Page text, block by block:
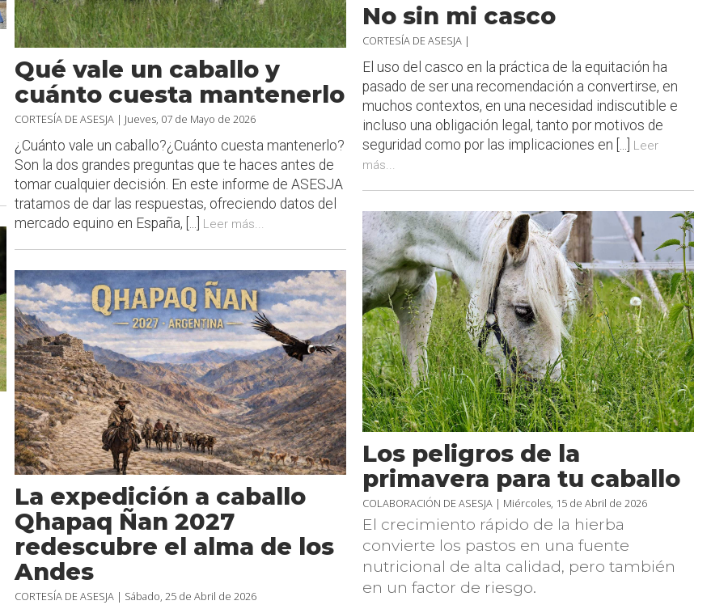
Qué vale un caballo y
cuánto cuesta mantenerlo
CORTESÍA DE ASESJA | Jueves, 07 de Mayo de 2026
¿Cuánto vale un caballo?¿Cuánto cuesta mantenerlo?
Son la dos grandes preguntas que te haces antes de
tomar cualquier decisión. En este informe de ASESJA
tratamos de dar las respuestas, ofreciendo datos del
mercado equino en España, [...] Leer más...
La expedición a caballo
Qhapaq Ñan 2027
redescubre el alma de los
Andes
CORTESÍA DE ASESJA | Sábado, 25 de Abril de 2026
No sin mi casco
CORTESÍA DE ASESJA |
El uso del casco en la práctica de la equitación ha
pasado de ser una recomendación a convertirse, en
muchos contextos, en una necesidad indiscutible e
incluso una obligación legal, tanto por motivos de
seguridad como por las implicaciones en [...] Leer
más...
Los peligros de la
primavera para tu caballo
COLABORACIÓN DE ASESJA | Miércoles, 15 de Abril de 2026
El crecimiento rápido de la hierba
convierte los pastos en una fuente
nutricional de alta calidad, pero también
en un factor de riesgo.